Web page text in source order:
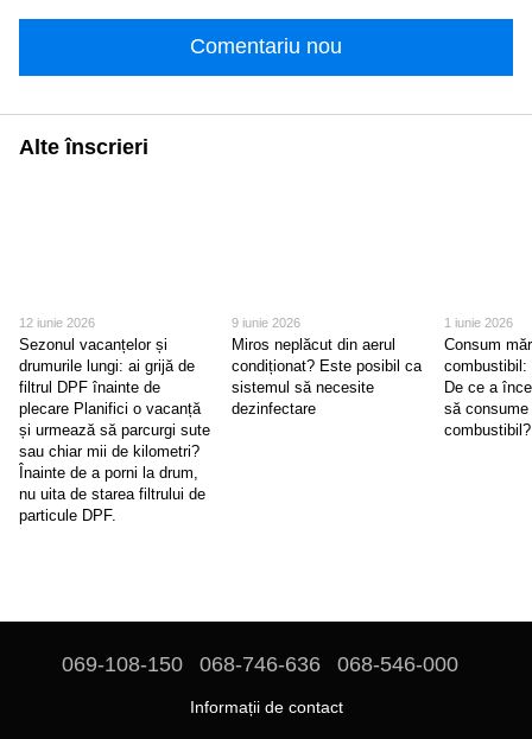
Comentariu nou
Alte înscrieri
12 iunie 2026
Sezonul vacanțelor și
drumurile lungi: ai grijă de
filtrul DPF înainte de
plecare Planifici o vacanță
și urmează să parcurgi sute
sau chiar mii de kilometri?
Înainte de a porni la drum,
nu uita de starea filtrului de
particule DPF.
9 iunie 2026
Miros neplăcut din aerul
condiționat? Este posibil ca
sistemul să necesite
dezinfectare
1 iunie 2026
Consum
De ce a
să
combustibil?
069-108-150 068-746-636 068-546-000
Informații de contact